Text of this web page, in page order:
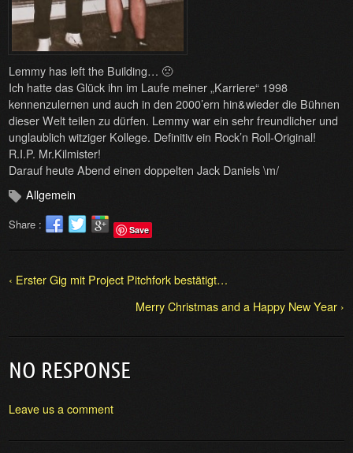
Lemmy has left the Building… 🙁
Ich hatte das Glück ihn im Laufe meiner „Karriere“ 1998
kennenzulernen und auch in den 2000’ern hin&wieder die Bühnen
dieser Welt teilen zu dürfen. Lemmy war ein sehr freundlicher und
unglaublich witziger Kollege. Definitiv ein Rock’n Roll-Original!
R.I.P. Mr.Kilmister!
Darauf heute Abend einen doppelten Jack Daniels \m/
Allgemein
Share : Save
‹ Erster Gig mit Project Pitchfork bestätigt…
Merry Christmas and a Happy New Year ›
NO RESPONSE
Leave us a comment